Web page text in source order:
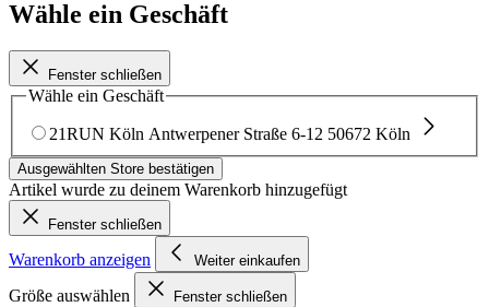
Wähle ein Geschäft
Fenster schließen
Wähle ein Geschäft
21RUN Köln Antwerpener Straße 6-12 50672 Köln
Ausgewählten Store bestätigen
Artikel wurde zu deinem Warenkorb hinzugefügt
Fenster schließen
Warenkorb anzeigen Weiter einkaufen
Größe auswählen Fenster schließen